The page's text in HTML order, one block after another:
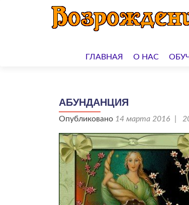
кГЛАВНАЯ О НАС
АБУНДАНЦИЯ
Опубликовано 14 марта 2016 |